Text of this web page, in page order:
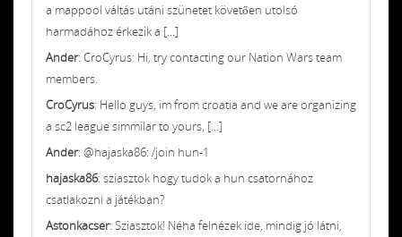
a mappool váltás utáni szünetet követően utolsó
harmadához érkezik a [...]
Ander: CroCyrus: Hi, try contacting our Nation Wars team
members.
CroCyrus: Hello guys, im from croatia and we are organizing
a sc2 league simmilar to yours, [...]
Ander: @hajaska86: /join hun-1
hajaska86: sziasztok hogy tudok a hun csatornához
csatlakozni a játékban?
Astonkacser: Sziasztok! Néha felnézek ide, mindig jó látni,